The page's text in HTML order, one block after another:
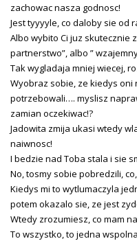
zachowac nasza godnosc!
Jest tyyyyle, co daloby sie od
Albo wybito Ci juz skutecznie
partnerstwo”, albo ”
Tak wygladaja mniej wiecej,
Wyobraz sobie, ze kiedys
potrzebowali…. myslisz
zamian oczekiwac!?
Jadowita zmija ukasi wtedy
naiwnosc!
I bedzie nad Toba stala i sie
No, tosmy sobie pobredzili, co,
Kiedys mi to wytlumaczyla
potem okazalo sie, ze jest
Wtedy zrozumiesz, co mam
To wszystko, to jedna